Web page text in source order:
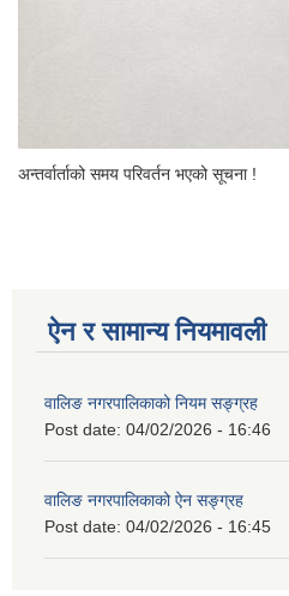
अन्तर्वार्ताको समय परिवर्तन भएको सूचना !
ऐन र सामान्य नियमावली
वालिङ नगरपालिकाको नियम सङ्ग्रह
Post date: 04/02/2026 - 16:46
वालिङ नगरपालिकाको ऐन सङ्ग्रह
Post date: 04/02/2026 - 16:45